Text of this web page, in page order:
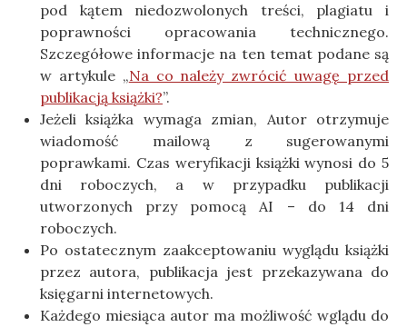
pod kątem niedozwolonych treści, plagiatu i
poprawności opracowania technicznego.
Szczegółowe informacje na ten temat podane są
w artykule „Na co należy zwrócić uwagę przed
publikacją książki?”.
Jeżeli książka wymaga zmian, Autor otrzymuje
wiadomość mailową z sugerowanymi
poprawkami. Czas weryfikacji książki wynosi do 5
dni roboczych, a w przypadku publikacji
utworzonych przy pomocą AI – do 14 dni
roboczych.
Po ostatecznym zaakceptowaniu wyglądu książki
przez autora, publikacja jest przekazywana do
księgarni internetowych.
Każdego miesiąca autor ma możliwość wglądu do